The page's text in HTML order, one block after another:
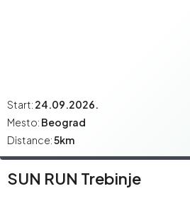
Start: 24.09.2026.
Mesto: Beograd
Distance:5km
SUN RUN Trebinje